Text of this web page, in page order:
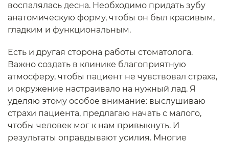
воспалялась десна. Необходимо придать зубу
анатомическую форму, чтобы он был красивым,
гладким и функциональным.
Есть и другая сторона работы стоматолога.
Важно создать в клинике благоприятную
атмосферу, чтобы пациент не чувствовал страха,
и окружение настраивало на нужный лад. Я
уделяю этому особое внимание: выслушиваю
страхи пациента, предлагаю начать с малого,
чтобы человек мог к нам привыкнуть. И
результаты оправдывают усилия. Многие